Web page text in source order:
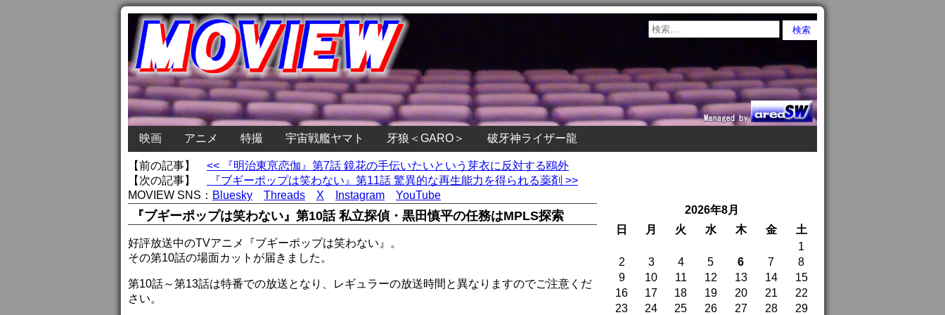
映画 アニメ 特撮 宇宙戦艦ヤマト 牙狼＜GARO＞ 破牙神ライザー龍
【前の記事】 << 『明治東亰恋伽』第7話 鏡花の手伝いたいという芽衣に反対する鴎外
【次の記事】
『ブギーポップは笑わない』第11話 驚異的な再生能力を得られる薬剤 >>
MOVIEW SNS： Bluesky Threads X Instagram YouTube
『ブギーポップは笑わない』第10話 私立探偵・黒田慎平の任務はMPLS探索
好評放送中のTVアニメ『ブギーポップは笑わない』。
その第10話の場面カットが届きました。
第10話～第13話は特番での放送となり、レギュラーの放送時間と異なりますのでご注意くだ
さい。
2026年8月
日
月 火 水 木 金
土
1
2
3 4 5 6 7
8
9
10 11 12 13 14
15
16
17 18 19 20 21
22
23
24 25 26 27 28 29